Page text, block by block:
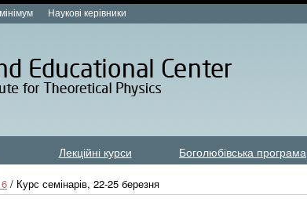
Наукові керівники
Лекційні курси Боголюбівська програма
/ Курс семінарів, 22-25 березня